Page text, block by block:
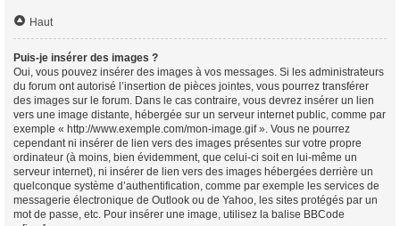
Haut
Puis-je insérer des images ?
Oui, vous pouvez insérer des images à vos messages. Si les administrateurs
du forum ont autorisé l’insertion de pièces jointes, vous pourrez transférer
des images sur le forum. Dans le cas contraire, vous devrez insérer un lien
vers une image distante, hébergée sur un serveur internet public, comme par
exemple « http://www.exemple.com/mon-image.gif ». Vous ne pourrez
cependant ni insérer de lien vers des images présentes sur votre propre
ordinateur (à moins, bien évidemment, que celui-ci soit en lui-même un
serveur internet), ni insérer de lien vers des images hébergées derrière un
quelconque système d’authentification, comme par exemple les services de
messagerie électronique de Outlook ou de Yahoo, les sites protégés par un
mot de passe, etc. Pour insérer une image, utilisez la balise BBCode